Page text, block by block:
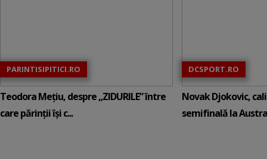
PARINTISIPITICI.RO
Teodora Mețiu, despre „ZIDURILE” între
care părinții își c...
DCSPORT.RO
Novak Djokovic,
semifinală la